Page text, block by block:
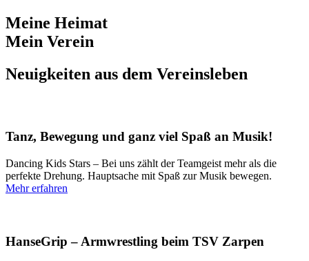
Meine Heimat
Mein Verein
Neuigkeiten aus dem Vereinsleben
Tanz, Bewegung und ganz viel Spaß an Musik!
Dancing Kids Stars – Bei uns zählt der Teamgeist mehr als die
perfekte Drehung. Hauptsache mit Spaß zur Musik bewegen.
Mehr erfahren
HanseGrip – Armwrestling beim TSV Zarpen